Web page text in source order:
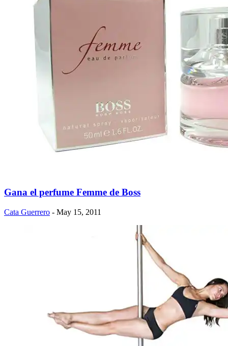
Gana el perfume Femme de Boss
Cata Guerrero - May 15, 2011